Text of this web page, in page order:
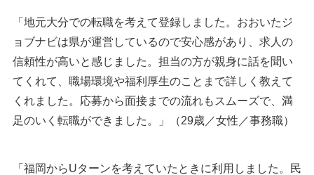
「地元大分での転職を考えて登録しました。おおいたジ
ョブナビは県が運営しているので安心感があり、求人の
信頼性が高いと感じました。担当の方が親身に話を聞い
てくれて、職場環境や福利厚生のことまで詳しく教えて
くれました。応募から面接までの流れもスムーズで、満
足のいく転職ができました。」（29歳／女性／事務職）
「福岡からUターンを考えていたときに利用しました。民